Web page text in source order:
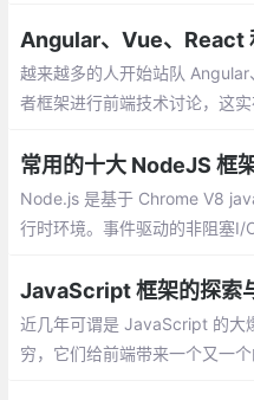
就是金钱的年代，显然不是很
Angular、Vue、React
越来越多的人开始站队
者框架进行前端技术讨论，这
量，消除一些我个人认为的前端
常用的十大 NodeJS 框
Node.js 是基于 Chrome V8
行时环境。事件驱动的非阻塞
JavaScript 框架的探索
近几年可谓是 JavaScript 的大
穷，它们给前端带来一个又一